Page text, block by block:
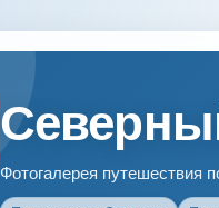
Фотогалерея путешествия